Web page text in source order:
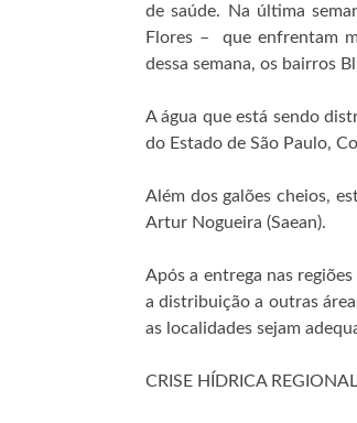
de saúde. Na última
Flores – que enfrentam
dessa semana, os bairros
A água que está sendo
do Estado de São Paulo,
Além dos galões cheios,
Artur Nogueira (Saean).
Após a entrega nas
a distribuição a outras
as localidades sejam
CRISE HÍDRICA REGIONAL